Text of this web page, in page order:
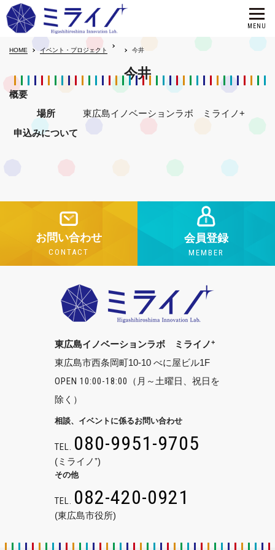
HOME イベント・プロジェクト 今井
今井
概要
場所
東広島イノベーションラボ ミライノ+
申込みについて
お問い合わせ
CONTACT
会員登録
MEMBER
東広島イノベーションラボ ミライノ+
東広島市西条岡町10-10 べに屋ビル1F
OPEN 10:00-18:00
（月～土曜日、祝日を
除く）
相談、イベントに係るお問い合わせ
TEL. 080-9951-9705
(ミライノ⁺)
その他
TEL. 082-420-0921
(東広島市役所)